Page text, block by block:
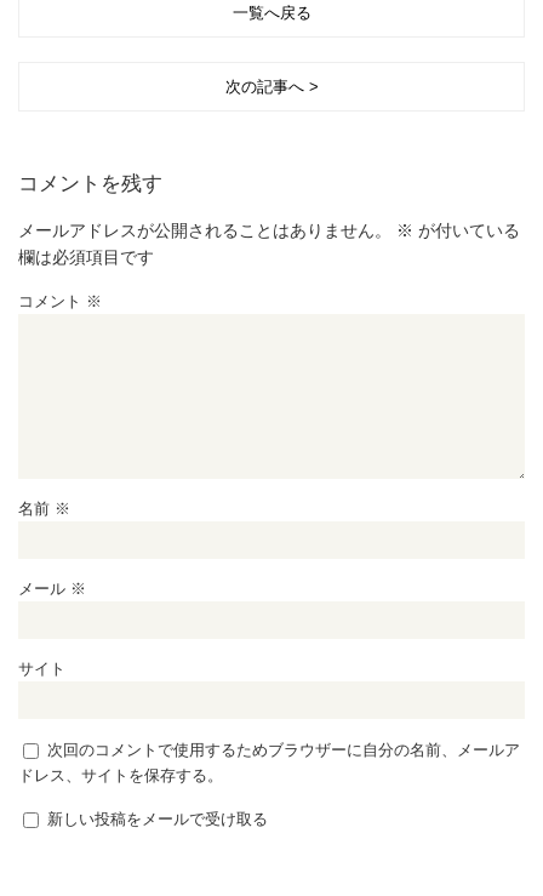
一覧へ戻る
次の記事へ >
コメントを残す
メールアドレスが公開されることはありません。 ※ が付いている
欄は必須項目です
コメント ※
名前 ※
メール ※
サイト
次回のコメントで使用するためブラウザーに自分の名前、メールア
ドレス、サイトを保存する。
新しい投稿をメールで受け取る